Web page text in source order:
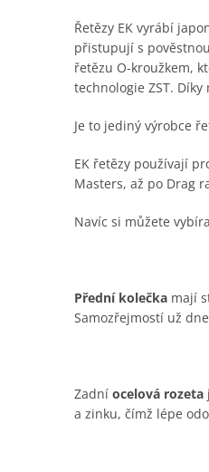
Řetězy EK vyrábí
přistupují s
řetězu O-kroužkem,
technologie ZST.
Je to jediný výrobce
EK řetězy používají
Masters, až po Drag
Navíc si můžete
Přední kolečka mají
Samozřejmostí už
Zadní ocelová rozeta
a zinku, čímž lépe